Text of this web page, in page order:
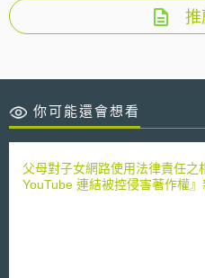
推
你可能還會想看
父母對子女網路使用法律責任
YouTube 連結被控侵害著作權